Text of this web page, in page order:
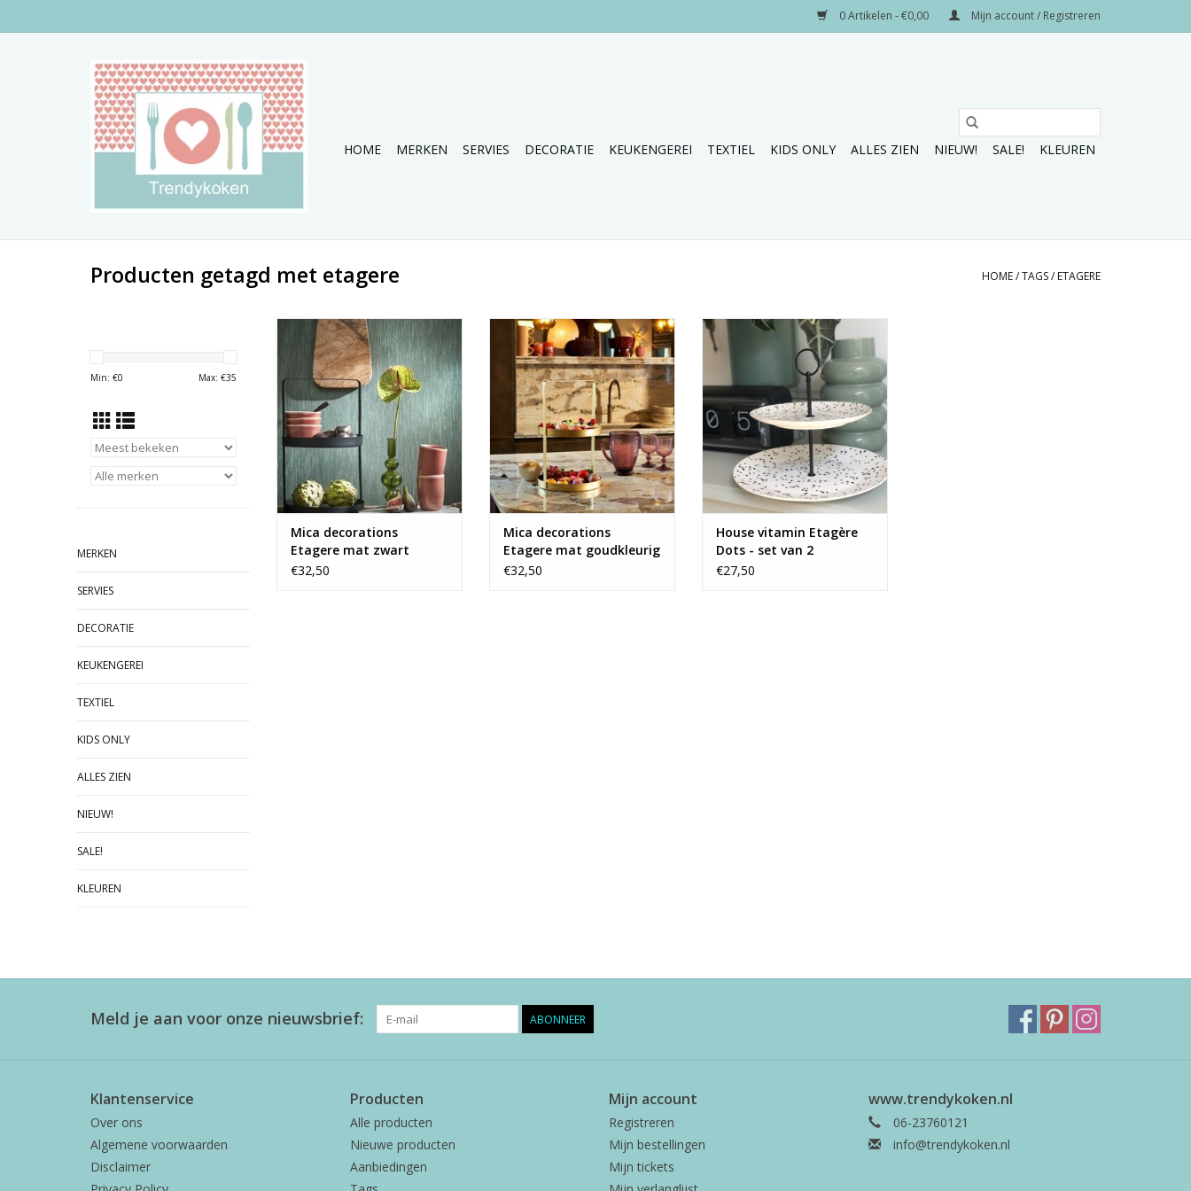
0 Artikelen - €0,00 Mijn account / Registreren
HOME MERKEN SERVIES DECORATIE KEUKENGEREI TEXTIEL KIDS ONLY ALLES ZIEN NIEUW! SALE! KLEUREN
Producten getagd met etagere HOME/TAGS/ ETAGERE
Min: €0 Max: €35
MERKEN
SERVIES
DECORATIE
KEUKENGEREI
TEXTIEL
KIDS ONLY
ALLES ZIEN
NIEUW!
SALE!
KLEUREN
Toffe etagere in een strak
ontwerp.
TOEVOEGEN AAN WINKELWAGEN
Mica decorations
Etagere mat zwart
€32,50
Toffe etagere in een strak
ontwerp.
TOEVOEGEN AAN WINKELWAGEN
Mica decorations
Etagere mat goudkleurig
€32,50
Leuke set van 2 etagères in wit
met zwarte dots.
TOEVOEGEN AAN WINKELWAGEN
House vitamin Etagère
Dots - set van 2
€27,50
Meld je aan voor onze nieuwsbrief: ABONNEER
Klantenservice
Over ons
Algemene voorwaarden
Disclaimer
Producten
Alle producten
Nieuwe producten
Aanbiedingen
Mijn account
Registreren
Mijn bestellingen
Mijn tickets
www.trendykoken.nl
06-23760121
info@trendykoken.nl